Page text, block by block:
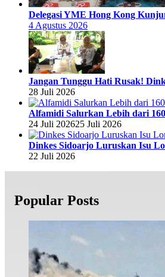
Delegasi YME Hong Kong
4 Agustus 2026
Jangan Tunggu Hati Rusak!
28 Juli 2026
Alfamidi Salurkan Lebih dari
24 Juli 202625 Juli 2026
Dinkes Sidoarjo Luruskan Isu
22 Juli 2026
Popular Posts